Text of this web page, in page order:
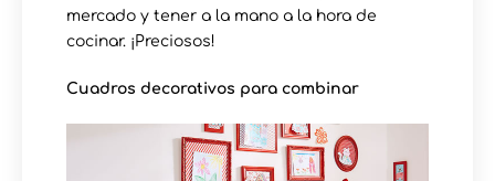
mercado y tener a la mano a la hora de
cocinar. ¡Preciosos!
Cuadros decorativos para combinar